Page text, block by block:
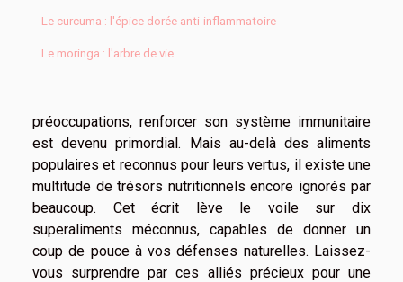
Le curcuma : l'épice dorée anti-inflammatoire
Le moringa : l'arbre de vie
préoccupations, renforcer son système immunitaire
est devenu primordial. Mais au-delà des aliments
populaires et reconnus pour leurs vertus, il existe une
multitude de trésors nutritionnels encore ignorés par
beaucoup. Cet écrit lève le voile sur dix
superaliments méconnus, capables de donner un
coup de pouce à vos défenses naturelles. Laissez-
vous surprendre par ces alliés précieux pour une